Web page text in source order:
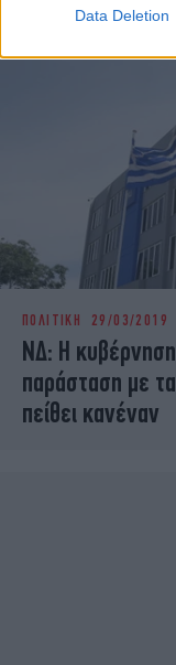
Data Deletion
ΠΟΛΙΤΙΚΗ 29/03/2019
ΝΔ: Η κυβέρνηση
παράσταση με
πείθει κανέναν